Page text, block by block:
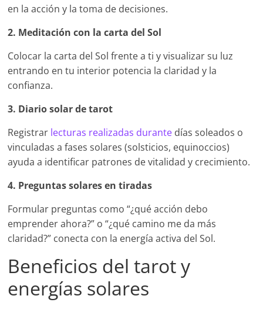
en la acción y la toma de decisiones.
2. Meditación con la carta del Sol
Colocar la carta del Sol frente a ti y visualizar su luz
entrando en tu interior potencia la claridad y la
confianza.
3. Diario solar de tarot
Registrar lecturas realizadas durante días soleados o
vinculadas a fases solares (solsticios, equinoccios)
ayuda a identificar patrones de vitalidad y crecimiento.
4. Preguntas solares en tiradas
Formular preguntas como “¿qué acción debo
emprender ahora?” o “¿qué camino me da más
claridad?” conecta con la energía activa del Sol.
Beneficios del tarot y
energías solares